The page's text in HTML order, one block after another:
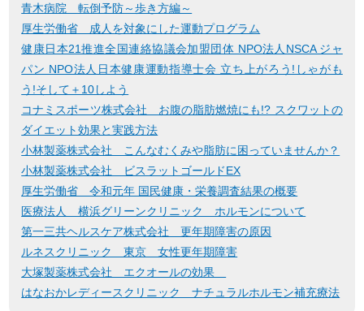
青木病院 転倒予防～歩き方編～
厚生労働省 成人を対象にした運動プログラム
健康日本21推進全国連絡協議会加盟団体 NPO法人NSCA ジャ
パン NPO法人日本健康運動指導士会 立ち上がろう!しゃがも
う!そして＋10しよう
コナミスポーツ株式会社 お腹の脂肪燃焼にも!? スクワットの
ダイエット効果と実践方法
小林製薬株式会社 こんなむくみや脂肪に困っていませんか？
小林製薬株式会社 ビスラットゴールドEX
厚生労働省 令和元年 国民健康・栄養調査結果の概要
医療法人 横浜グリーンクリニック ホルモンについて
第一三共ヘルスケア株式会社 更年期障害の原因
ルネスクリニック 東京 女性更年期障害
大塚製薬株式会社 エクオールの効果
はなおかレディースクリニック ナチュラルホルモン補充療法